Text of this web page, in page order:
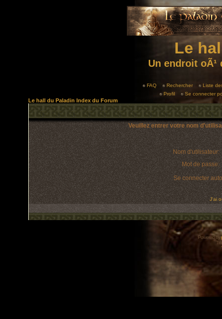
Le
Un endroit
FAQ Rechercher
Liste
Profil
Se connecter
Le hall du Paladin Index du Forum
Veuillez entrer votre nom
Nom d'utilisateur:
Mot de passe:
Se connecter
J'ai
Powered by